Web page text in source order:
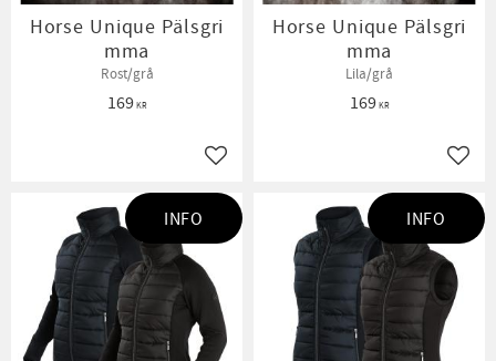
Horse Unique Pälsgri
mma
Rost/grå
169KR
Lägg till i favoriter
Horse Unique Pälsgri
mma
Lila/grå
169KR
INFO INFO